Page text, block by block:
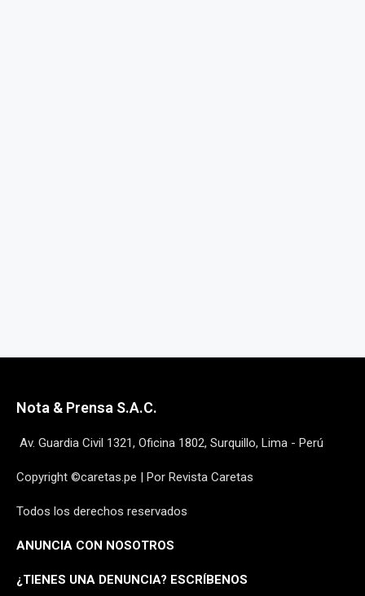
Nota & Prensa S.A.C.
Av. Guardia Civil 1321, Oficina 1802, Surquillo, Lima - Perú
Copyright ©caretas.pe | Por Revista Caretas
Todos los derechos reservados
ANUNCIA CON NOSOTROS
¿TIENES UNA DENUNCIA? ESCRÍBENOS